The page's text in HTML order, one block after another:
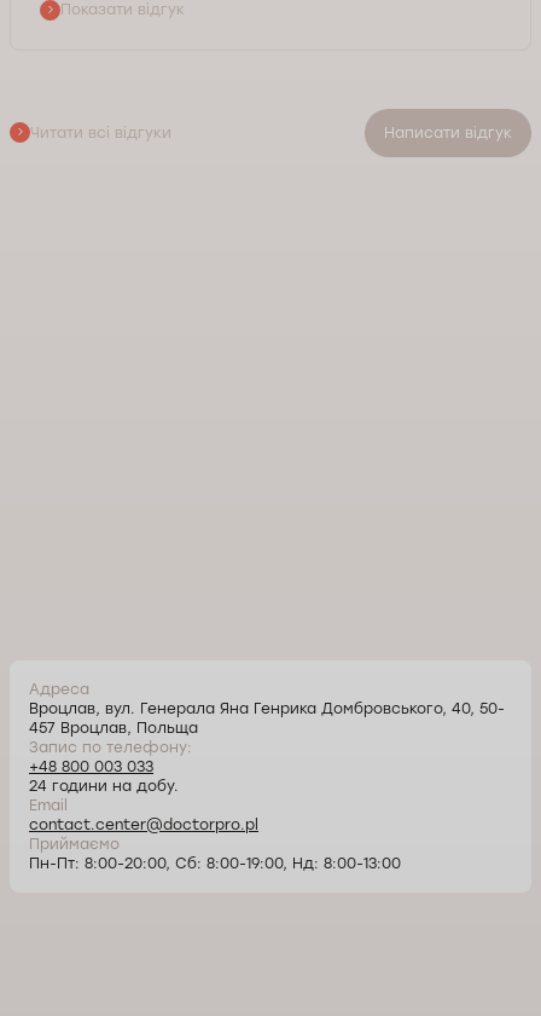
Показати відгук
Читати всі відгуки Написати відгук
Адреса
Вроцлав, вул. Генерала Яна Генрика Домбровського, 40, 50-
457 Вроцлав, Польща
Запис по телефону:
+48 800 003 033
24 години на добу.
Email
contact.center@doctorpro.pl
Приймаємо
Пн-Пт: 8:00-20:00, Сб: 8:00-19:00, Нд: 8:00-13:00